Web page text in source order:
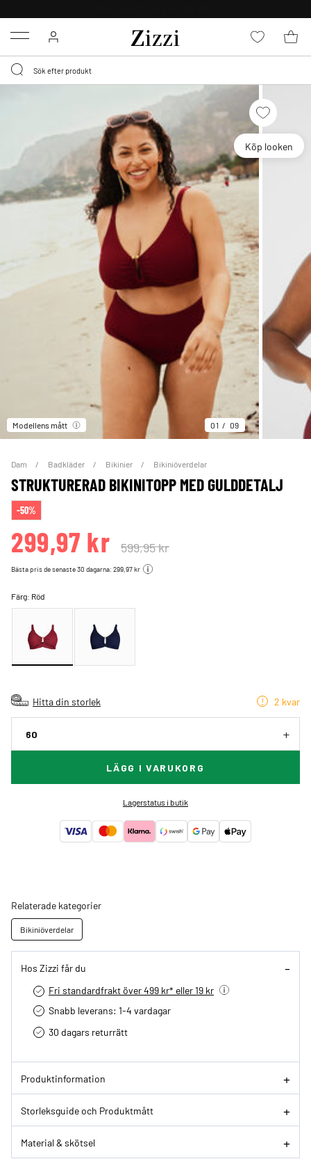
Menu
Köp looken
Modellens mått 01 09
Dam Badkläder Bikinier Bikiniöverdelar
STRUKTURERAD BIKINITOPP MED GULDDETALJ
-50%
299,97 kr 599,95 kr
Bästa pris de senaste 30 dagarna: 299,97 kr
Färg: Röd
Hitta din storlek 2 kvar
60
LÄGG I VARUKORG
Lagerstatus i butik
Relaterade kategorier
Bikiniöverdelar
Hos Zizzi får du
Fri standardfrakt över 499 kr* eller 19 kr
Snabb leverans: 1-4 vardagar
30 dagars returrätt­
Produktinformation
Storleksguide och Produktmått
Material & skötsel